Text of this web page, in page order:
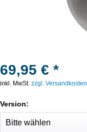
69,95 € *
inkl. MwSt. zzgl. Versandkosten
Version: